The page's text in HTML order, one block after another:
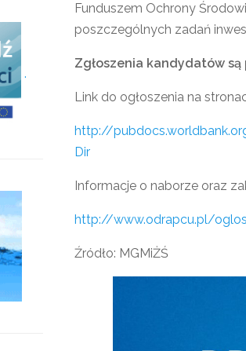
Funduszem Ochrony
poszczególnych zadań
Zgłoszenia kandydatów
Link do ogłoszenia na
http://
Dir
Informacje o naborze oraz
http://www.odrapcu.pl/
Źródło: MGMiŻŚ
.